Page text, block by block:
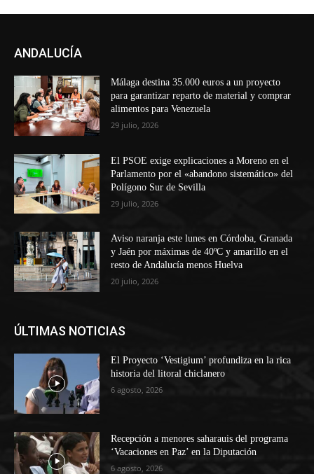
ANDALUCÍA
Málaga destina 35.000 euros a un proyecto
para garantizar reparto de material y comprar
alimentos para Venezuela
29 julio, 2026
El PSOE exige explicaciones a Moreno en el
Parlamento por el «abandono sistemático» del
Polígono Sur de Sevilla
29 julio, 2026
Aviso naranja este lunes en Córdoba, Granada
y Jaén por máximas de 40ºC y amarillo en el
resto de Andalucía menos Huelva
20 julio, 2026
ÚLTIMAS NOTICIAS
El Proyecto ‘Vestigium’ profundiza en la rica
historia del litoral chiclanero
6 agosto, 2026
Recepción a menores saharauis del programa
‘Vacaciones en Paz’ en la Diputación
6 agosto, 2026